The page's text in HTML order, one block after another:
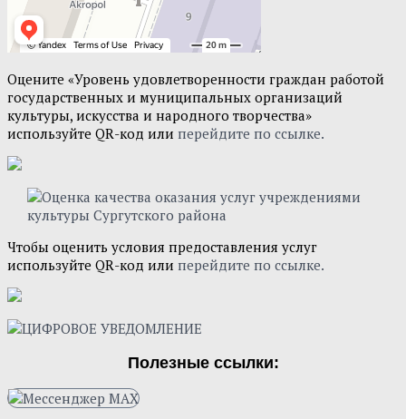
Оцените «Уровень удовлетворенности граждан работой
государственных и муниципальных организаций
культуры, искусства и народного творчества»
используйте QR-код или перейдите по ссылке.
Чтобы оценить условия предоставления услуг
используйте QR-код или перейдите по ссылке.
Полезные ссылки: